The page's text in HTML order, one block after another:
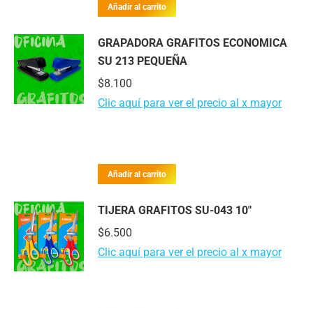
Añadir al carrito
GRAPADORA GRAFITOS ECONOMICA
SU 213 PEQUEÑA
$8.100
Clic aquí para ver el precio al x mayor
Añadir al carrito
TIJERA GRAFITOS SU-043 10"
$6.500
Clic aquí para ver el precio al x mayor